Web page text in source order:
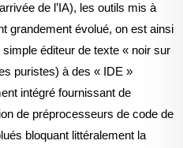
de l’IA), les outils mis à
grandement évolué, on est ainsi
éditeur de texte « noir sur
puristes) à des « IDE »
intégré fournissant de
de préprocesseurs de code de
bloquant littéralement la